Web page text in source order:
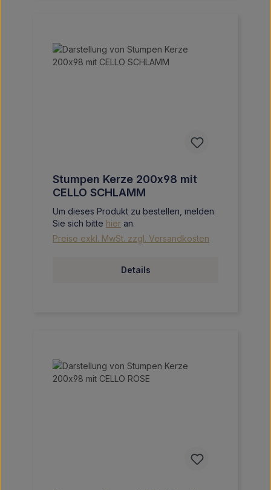
Stumpen Kerze 200x98 mit
CELLO SCHLAMM
Um dieses Produkt zu bestellen, melden
Sie sich bitte hier an.
Preise exkl. MwSt. zzgl. Versandkosten
Details